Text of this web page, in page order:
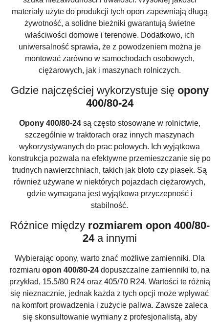
materiały użyte do produkcji tych opon zapewniają długą
żywotność, a solidne bieżniki gwarantują świetne
właściwości domowe i terenowe. Dodatkowo, ich
uniwersalność sprawia, że z powodzeniem można je
montować zarówno w samochodach osobowych,
ciężarowych, jak i maszynach rolniczych.
Gdzie najczęściej wykorzystuje się opony
400/80-24
Opony 400/80-24są często stosowane w rolnictwie,
szczególnie w traktorach oraz innych maszynach
wykorzystywanych do prac polowych. Ich wyjątkowa
konstrukcja pozwala na efektywne przemieszczanie się po
trudnych nawierzchniach, takich jak błoto czy piasek. Są
również używane w niektórych pojazdach ciężarowych,
gdzie wymagana jest wyjątkowa przyczepność i
stabilność.
Różnice między rozmiarem opon 400/80-
24a innymi
Wybierając opony, warto znać możliwe zamienniki. Dla
rozmiaru opon 400/80-24dopuszczalne zamienniki to, na
przykład, 15.5/80 R24 oraz 405/70 R24. Wartości te różnią
się nieznacznie, jednak każda z tych opcji może wpływać
na komfort prowadzenia i zużycie paliwa. Zawsze zaleca
się skonsultowanie wymiany z profesjonalistą, aby